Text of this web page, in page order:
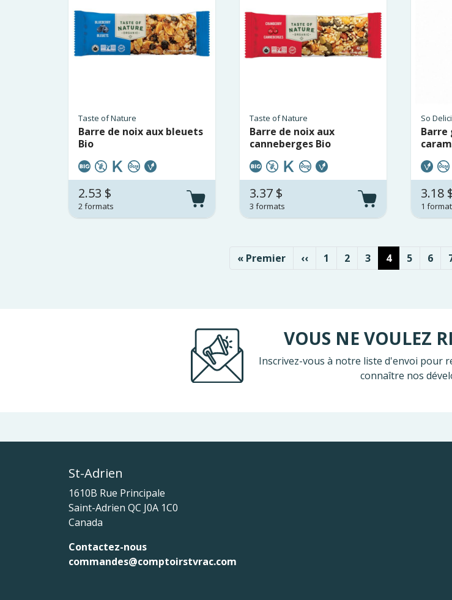
Taste of Nature
Barre de noix aux bleuets
Bio
2.53 $
2 formats
Taste of Nature
Barre de noix aux
canneberges Bio
3.37 $
3 formats
So
Barre
3.18
1 format
Première page
« Premier Page précédente
‹‹ Page
1 Page
2 Page
3 Page
4 Page
5 Page
6
VOUS NE VOULEZ
Inscrivez-vous à notre liste d'envoi pour
connaître nos
St-Adrien
1610B Rue Principale
Saint-Adrien QC J0A 1C0
Canada
Contactez-nous
commandes@comptoirstvrac.com